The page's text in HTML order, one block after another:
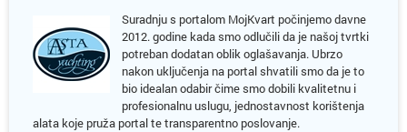
Suradnju s portalom MojKvart počinjemo davne
2012. godine kada smo odlučili da je našoj tvrtki
potreban dodatan oblik oglašavanja. Ubrzo
nakon uključenja na portal shvatili smo da je to
bio idealan odabir čime smo dobili kvalitetnu i
profesionalnu uslugu, jednostavnost korištenja
alata koje pruža portal te transparentno poslovanje.